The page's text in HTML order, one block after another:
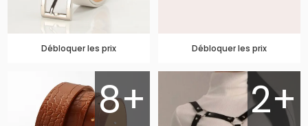
Débloquer les prix Débloquer les prix
8+ 2+